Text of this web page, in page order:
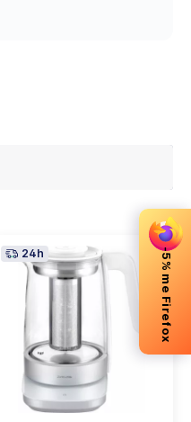
-5% me Firefox
24h